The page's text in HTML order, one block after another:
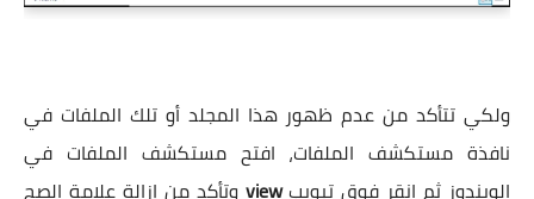
ولكي تتأكد من عدم ظهور هذا المجلد أو تلك الملفات في
نافذة مستكشف الملفات، افتح مستكشف الملفات في
الويندوز ثم انقر فوق تبويبview وتأكد من إزالة علامة الصح